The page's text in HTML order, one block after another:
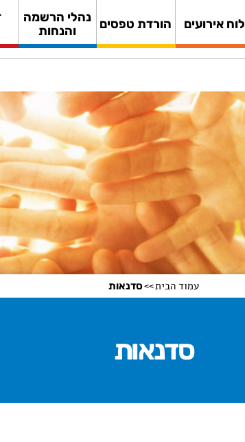
לוח אירועים הורדת טפסים נהלי הרשמה
והנחות
עמוד הבית סדנאות
סדנאות